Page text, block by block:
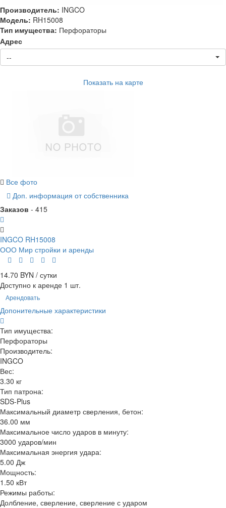
Производитель: INGCO
Модель: RH15008
Тип имущества: Перфораторы
Адрес
--
Показать на карте
Все фото
Доп. информация от собственника
Заказов - 415
INGCO RH15008
ООО Мир стройки и аренды
14.70 BYN / сутки
Доступно к аренде 1 шт.
Арендовать
Допонительные характеристики
Тип имущества:
Перфораторы
Производитель:
INGCO
Вес:
3.30 кг
Тип патрона:
SDS-Plus
Максимальный диаметр сверления, бетон:
36.00 мм
Максимальное число ударов в минуту:
3000 ударов/мин
Максимальная энергия удара:
5.00 Дж
Мощность:
1.50 кВт
Режимы работы:
Долбление, сверление, сверление с ударом